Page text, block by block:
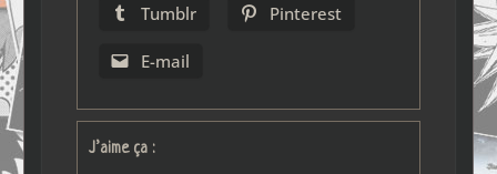
Tumblr Pinterest
E-mail
J’aime ça :